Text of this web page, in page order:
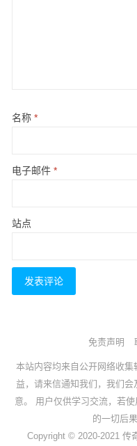
名称 *
电子邮件 *
站点
免责声明
本站内容均来自公开网络收
益，请来信通知我们，我们
意。 用户仅供学习交流，若
的一切后
Copyright © 2020-2021 传